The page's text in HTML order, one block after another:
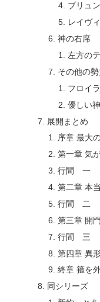
ブリュ
レイヴ
神の右席
左方の
その他の勢
フロイ
優しい
展開まとめ
序章 最大
第一章 気
行間 一
第二章 本
行間 二
第三章 開
行間 三
第四章 異
終章 箍を
同シリーズ